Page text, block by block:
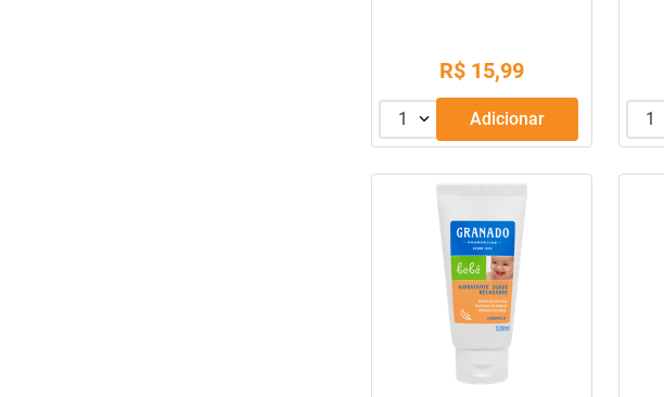
R$ 15,99
1 Adicionar 1